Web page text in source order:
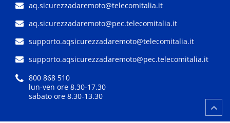
aq.sicurezzadaremoto@telecomitalia.it
aq.sicurezzadaremoto@pec.telecomitalia.it
supporto.aqsicurezzadaremoto@telecomitalia.it
supporto.aqsicurezzadaremoto@pec.telecomitalia.it
800 868 510
lun-ven ore 8.30-17.30
sabato ore 8.30-13.30